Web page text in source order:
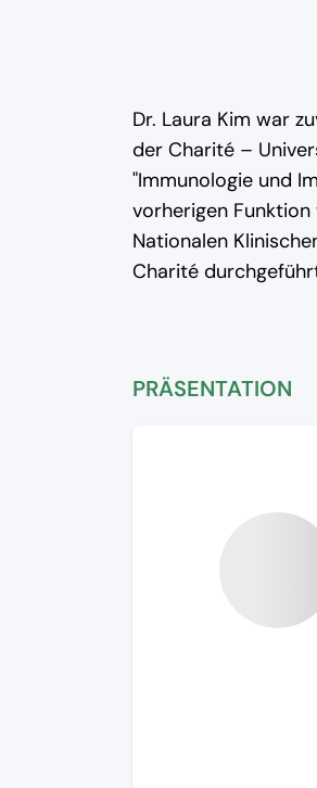
Dr. Laura Kim war
der Charité –
"Immunologie und
vorherigen
Nationalen
Charité
PRÄSENTATION